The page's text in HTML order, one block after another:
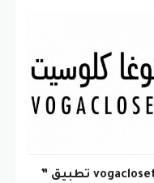
vogacloset تطبيق ”